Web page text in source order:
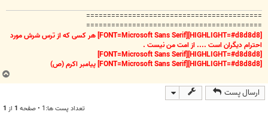
==========================================
==========================================
[HIGHLIGHT=#d8d8d8][FONT=Microsoft Sans Serif] هر کسی که از ترس شرش مورد
احترام دیگران است .... از امت من نیست .
[HIGHLIGHT=#d8d8d8][FONT=Microsoft Sans Serif]
[HIGHLIGHT=#d8d8d8][FONT=Microsoft Sans Serif] پیامبر اکرم (ص)
ارسال پست
تعداد پست ها:1 • صفحه 1 از 1